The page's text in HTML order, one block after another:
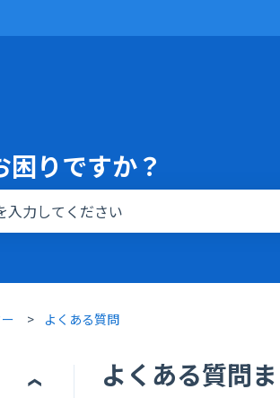
困りですか？
よくある質問
よくある質問